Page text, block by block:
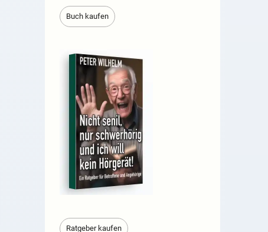
Buch kaufen
Ratgeber kaufen